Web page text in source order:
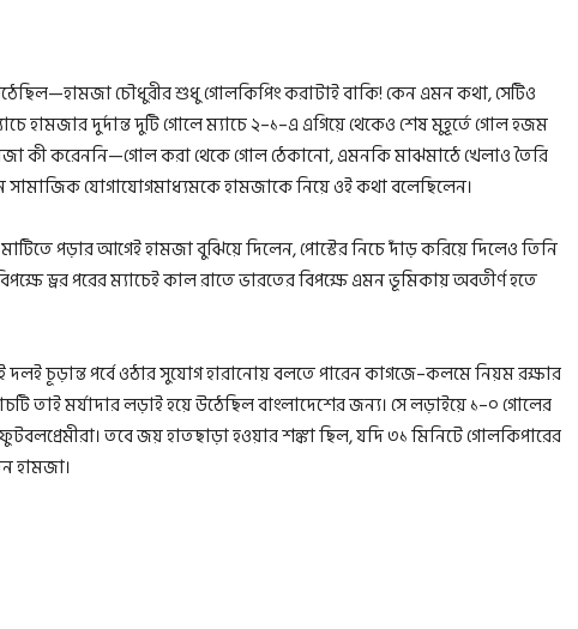
উঠেছিল—হামজা চৌধুরীর শুধু গোলকিপিং করাটাই বাকি! কেন এমন কথা, সেটিও
হামজার দুর্দান্ত দুটি গোলে ম্যাচে ২–১–এ এগিয়ে থেকেও শেষ মুহূর্তে গোল হজম
কী করেননি—গোল করা থেকে গোল ঠেকানো, এমনকি মাঝমাঠে খেলাও তৈরি
সামাজিক যোগাযোগমাধ্যমকে হামজাকে নিয়ে ওই কথা বলেছিলেন।
পড়ার আগেই হামজা বুঝিয়ে দিলেন, পোস্টের নিচে দাঁড় করিয়ে দিলেও তিনি
ড্রর পরের ম্যাচেই কাল রাতে ভারতের বিপক্ষে এমন ভূমিকায় অবতীর্ণ হতে
দলই চূড়ান্ত পর্বে ওঠার সুযোগ হারানোয় বলতে পারেন কাগজে–কলমে নিয়ম রক্ষার
তাই মর্যাদার লড়াই হয়ে উঠেছিল বাংলাদেশের জন্য। সে লড়াইয়ে ১–০ গোলের
তবে জয় হাতছাড়া হওয়ার শঙ্কা ছিল, যদি ৩১ মিনিটে গোলকিপারের
হামজা।